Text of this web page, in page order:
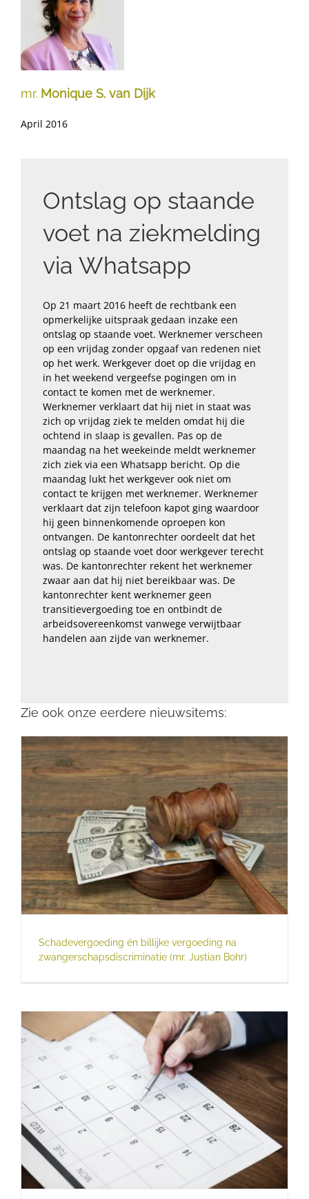
mr. Monique S. van Dijk
April 2016
Ontslag op staande
voet na ziekmelding
via Whatsapp
Op 21 maart 2016 heeft de rechtbank een
opmerkelijke uitspraak gedaan inzake een
ontslag op staande voet. Werknemer verscheen
op een vrijdag zonder opgaaf van redenen niet
op het werk. Werkgever doet op die vrijdag en
in het weekend vergeefse pogingen om in
contact te komen met de werknemer.
Werknemer verklaart dat hij niet in staat was
zich op vrijdag ziek te melden omdat hij die
ochtend in slaap is gevallen. Pas op de
maandag na het weekeinde meldt werknemer
zich ziek via een Whatsapp bericht. Op die
maandag lukt het werkgever ook niet om
contact te krijgen met werknemer. Werknemer
verklaart dat zijn telefoon kapot ging waardoor
hij geen binnenkomende oproepen kon
ontvangen. De kantonrechter oordeelt dat het
ontslag op staande voet door werkgever terecht
was. De kantonrechter rekent het werknemer
zwaar aan dat hij niet bereikbaar was. De
kantonrechter kent werknemer geen
transitievergoeding toe en ontbindt de
arbeidsovereenkomst vanwege verwijtbaar
handelen aan zijde van werknemer.
Zie ook onze eerdere nieuwsitems:
Schadevergoeding én billijke vergoeding na
zwangerschapsdiscriminatie (mr. Justian Bohr)